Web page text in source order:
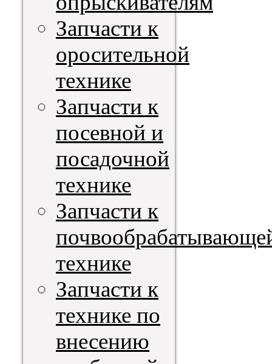
Запчасти к
оросительной
технике
Запчасти к
посевной и
посадочной
технике
Запчасти к
технике
Запчасти к
технике по
внесению